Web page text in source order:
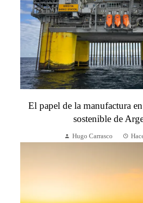
El papel de la manufactura
sostenible de
Hugo Carrasco